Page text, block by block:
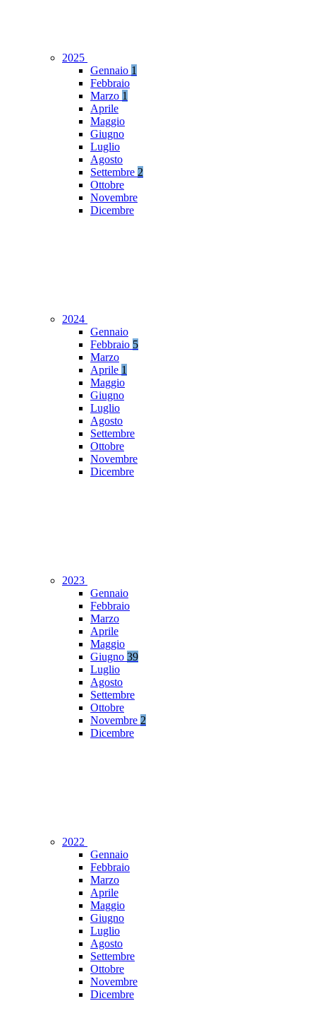
2025
Gennaio 1
Febbraio
Marzo 1
Aprile
Maggio
Giugno
Luglio
Agosto
Settembre 2
Ottobre
Novembre
Dicembre
2024
Gennaio
Febbraio 5
Marzo
Aprile 1
Maggio
Giugno
Luglio
Agosto
Settembre
Ottobre
Novembre
Dicembre
2023
Gennaio
Febbraio
Marzo
Aprile
Maggio
Giugno 39
Luglio
Agosto
Settembre
Ottobre
Novembre 2
Dicembre
2022
Gennaio
Febbraio
Marzo
Aprile
Maggio
Giugno
Luglio
Agosto
Settembre
Ottobre
Novembre
Dicembre